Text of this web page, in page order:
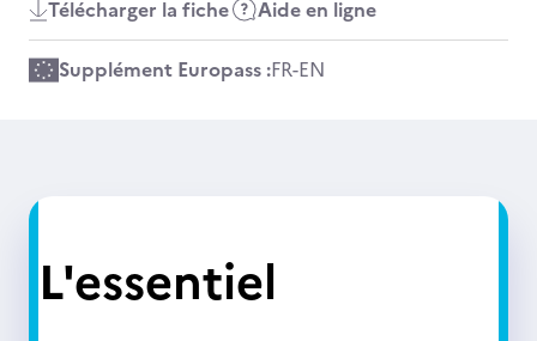
Télécharger la fiche Aide en ligne
Supplément Europass :FR-EN
L'essentiel